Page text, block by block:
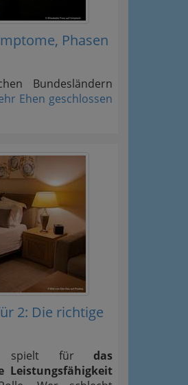
Phasen
Bundesländern
Ehen geschlossen
2: Die richtige
für das
Leistungsfähigkeit